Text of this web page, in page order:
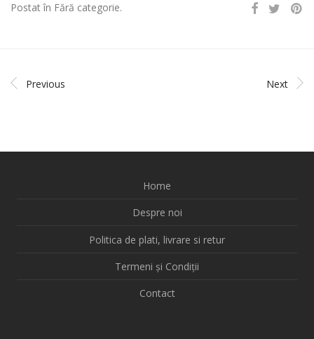
Postat în Fără categorie.
Previous Next
Home
Despre noi
Politica de plati, livrare si retur
Termeni și Condiții
Contact